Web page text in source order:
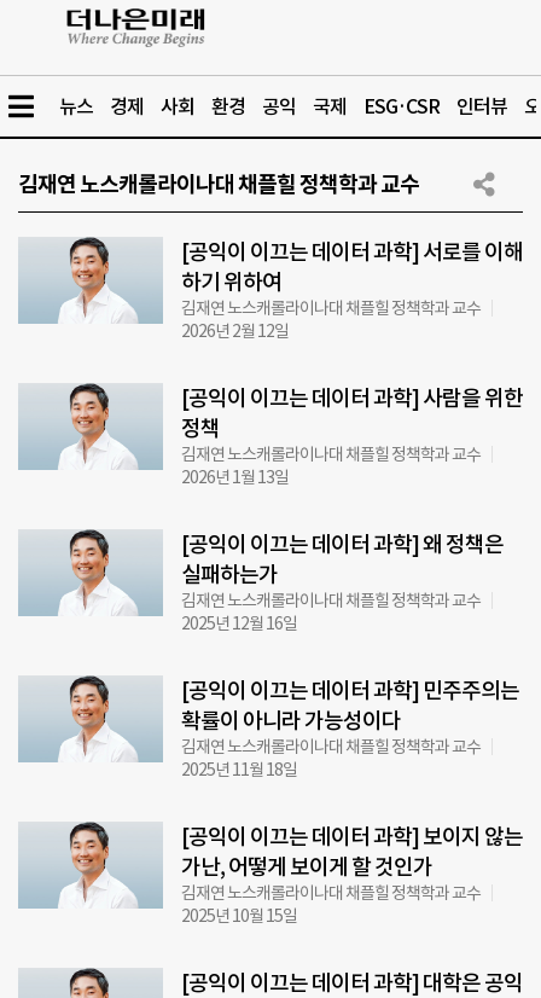
뉴스 경제 사회 환경 공익 국제 ESG·CSR 인터뷰
김재연 노스캐롤라이나대 채플힐 정책학과 교수
[공익이 이끄는 데이터 과학] 서로를 이해
하기 위하여
김재연 노스캐롤라이나대 채플힐 정책학과 교수
2026년 2월 12일
[공익이 이끄는 데이터 과학] 사람을 위한
정책
김재연 노스캐롤라이나대 채플힐 정책학과 교수
2026년 1월 13일
[공익이 이끄는 데이터 과학] 왜 정책은
실패하는가
김재연 노스캐롤라이나대 채플힐 정책학과 교수
2025년 12월 16일
[공익이 이끄는 데이터 과학] 민주주의는
확률이 아니라 가능성이다
김재연 노스캐롤라이나대 채플힐 정책학과 교수
2025년 11월 18일
[공익이 이끄는 데이터 과학] 보이지 않는
가난, 어떻게 보이게 할 것인가
김재연 노스캐롤라이나대 채플힐 정책학과 교수
2025년 10월 15일
[공익이 이끄는 데이터 과학] 대학은 공익